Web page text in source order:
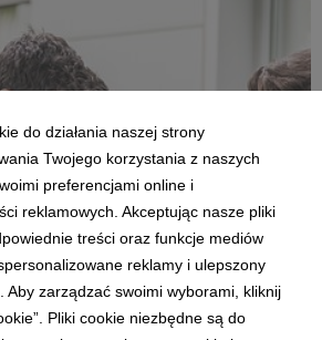
pracy lekarzy i specjalistów
w drugim kwartale 2025.
do działania naszej strony
Twojego korzystania z naszych
preferencjami online i
reklamowych. Akceptując nasze pliki
treści oraz funkcje mediów
reklamy i ulepszony
Aby zarządzać swoimi wyborami, kliknij
Pliki cookie niezbędne są do